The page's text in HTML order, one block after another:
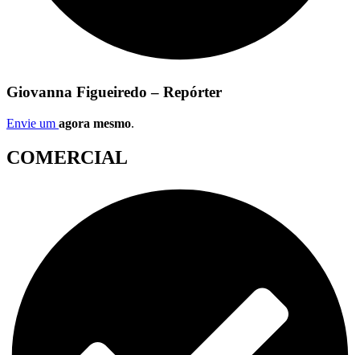
Giovanna Figueiredo – Repórter
Envie um agora mesmo.
COMERCIAL